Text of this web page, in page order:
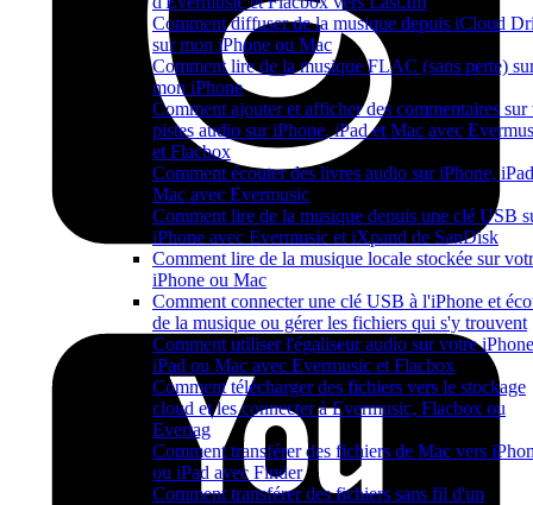
Comment diffuser de la musique depuis iCloud
sur mon iPhone ou Mac
Comment lire de la musique FLAC (sans perte)
mon iPhone
Comment ajouter et afficher des commentaires sur
pistes audio sur iPhone, iPad et Mac avec
et Flacbox
Comment écouter des livres audio sur iPhone,
Mac avec Evermusic
Comment lire de la musique depuis une clé USB
iPhone avec Evermusic et iXpand de SanDisk
Comment lire de la musique locale stockée sur
iPhone ou Mac
Comment connecter une clé USB à l'iPhone et
de la musique ou gérer les fichiers qui s'y trouvent
Comment utiliser l'égaliseur audio sur votre
iPad ou Mac avec Evermusic et Flacbox
Comment télécharger des fichiers vers le stockage
cloud et les connecter à Evermusic, Flacbox ou
Evertag
Comment transférer des fichiers de Mac vers
ou iPad avec Finder
Comment transférer des fichiers sans fil d'un